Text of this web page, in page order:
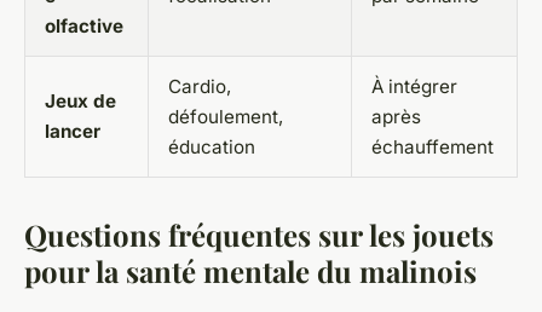
olfactive
Jeux de
lancer
Cardio,
défoulement,
éducation
À intégrer
après
échauffement
Questions fréquentes sur les jouets
pour la santé mentale du malinois